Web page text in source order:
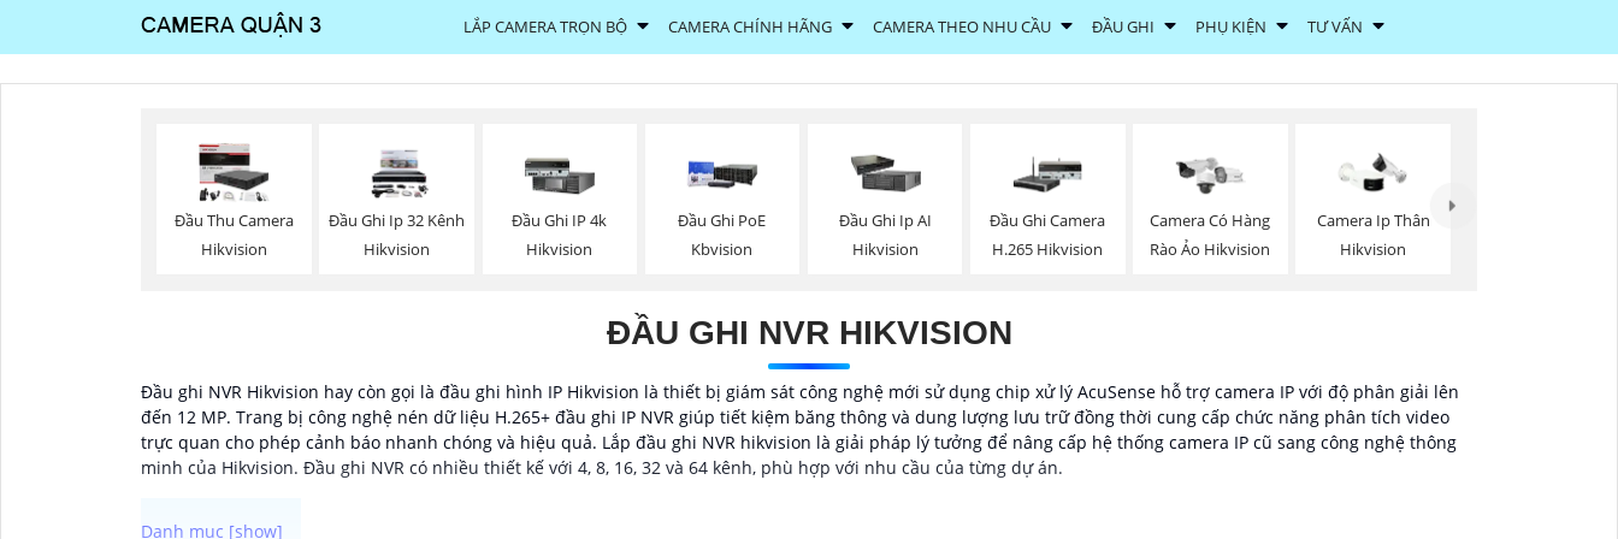
LẮP CAMERA TRỌN BỘ CAMERA CHÍNH HÃNG CAMERA THEO NHU CẦU ĐẦU GHI PHỤ KIỆN TƯ VẤN
Đầu Thu Camera
Hikvision
Đầu Ghi Ip 32 Kênh
Hikvision
Đầu Ghi IP 4k
Hikvision
Đầu Ghi PoE
Kbvision
Đầu Ghi Ip AI
Hikvision
Đầu Ghi Camera
H.265 Hikvision
Camera Có Hàng
Rào Ảo Hikvision
Camera Ip Thân
Hikvision
ĐẦU GHI NVR HIKVISION
Đầu ghi NVR Hikvision hay còn gọi là đầu ghi hình IP Hikvision là thiết bị giám sát công nghệ mới sử dụng chip xử lý AcuSense hỗ trợ camera IP với độ phân giải lên
đến 12 MP. Trang bị công nghệ nén dữ liệu H.265+ đầu ghi IP NVR giúp tiết kiệm băng thông và dung lượng lưu trữ đồng thời cung cấp chức năng phân tích video
trực quan cho phép cảnh báo nhanh chóng và hiệu quả. Lắp đầu ghi NVR hikvision là giải pháp lý tưởng để nâng cấp hệ thống camera IP cũ sang công nghệ thông
minh của Hikvision. Đầu ghi NVR có nhiều thiết kế với 4, 8, 16, 32 và 64 kênh, phù hợp với nhu cầu của từng dự án.